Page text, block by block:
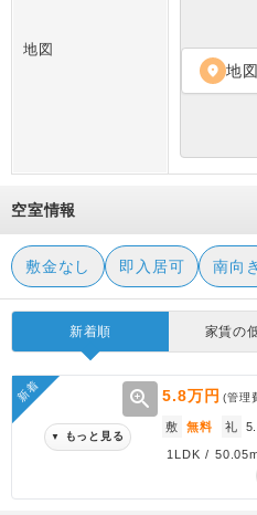
地図
location_on 地
空室情報
敷金なし 即入居可 南向き
新着順 家賃の
新着 zoom_in
▼ もっと見る
5.8万円 (管理
敷 無料 礼
1LDK /